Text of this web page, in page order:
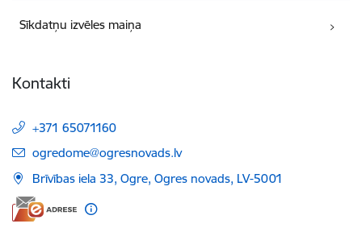
Sīkdatņu izvēles maiņa
Kontakti
+371 65071160
E-pasts:
ogredome@ogresnovads.lv
Brīvības iela 33, Ogre, Ogres novads, LV-5001